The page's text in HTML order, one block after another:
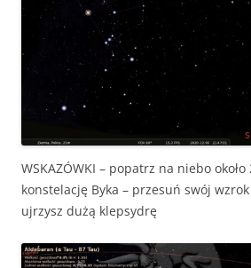
WSKAZÓWKI – popatrz na niebo
konstelację Byka – przesuń swój
ujrzysz dużą klepsydrę